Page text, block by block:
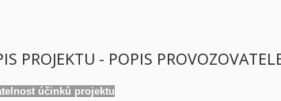
PROJEKTU - POPIS
účinků projektu